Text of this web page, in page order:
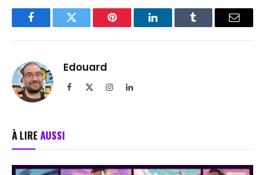
FacebookTwitter Pinterest LinkedInTumblr Email
Edouard
Facebook InstagramLinkedIn
À LIRE AUSSI